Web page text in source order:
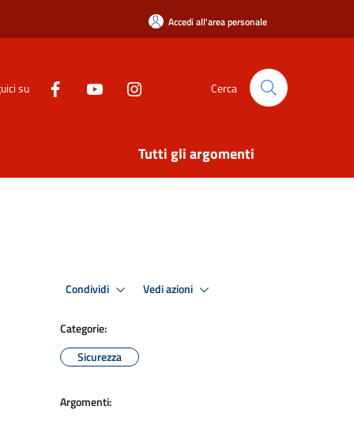
Accedi all'area personale
su Cerca
Tutti gli argomenti
Condividi Vedi azioni
Categorie:
Sicurezza
Argomenti: